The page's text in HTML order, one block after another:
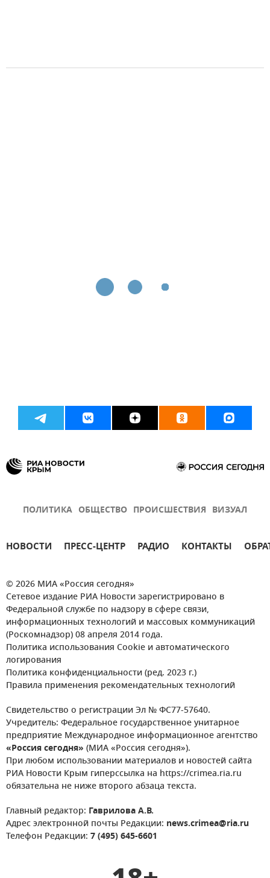
ПОЛИТИКА ОБЩЕСТВО ПРОИСШЕСТВИЯ ВИЗУАЛ
НОВОСТИ ПРЕСС-ЦЕНТР РАДИО КОНТАКТЫ
© 2026 МИА «Россия сегодня»
Сетевое издание РИА Новости зарегистрировано в
Федеральной службе по надзору в сфере связи,
информационных технологий и массовых коммуникаций
(Роскомнадзор) 08 апреля 2014 года.
Политика использования Cookie и автоматического
логирования
Политика конфиденциальности (ред. 2023 г.)
Правила применения рекомендательных технологий
Свидетельство о регистрации Эл № ФС77-57640.
Учредитель: Федеральное государственное унитарное
предприятие Международное информационное агентство
«Россия сегодня» (МИА «Россия сегодня»).
При любом использовании материалов и новостей сайта
РИА Новости Крым гиперссылка на https://crimea.ria.ru
обязательна не ниже второго абзаца текста.
Главный редактор: Гаврилова А.В.
Адрес электронной почты Редакции: news.crimea@ria.ru
Телефон Редакции: 7 (495) 645-6601